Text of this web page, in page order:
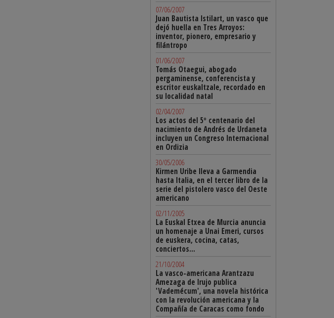
07/06/2007
Juan Bautista Istilart, un vasco que
dejó huella en Tres Arroyos:
inventor, pionero, empresario y
filántropo
01/06/2007
Tomás Otaegui, abogado
pergaminense, conferencista y
escritor euskaltzale, recordado en
su localidad natal
02/04/2007
Los actos del 5º centenario del
nacimiento de Andrés de Urdaneta
incluyen un Congreso Internacional
en Ordizia
30/05/2006
Kirmen Uribe lleva a Garmendia
hasta Italia, en el tercer libro de la
serie del pistolero vasco del Oeste
americano
02/11/2005
La Euskal Etxea de Murcia anuncia
un homenaje a Unai Emeri, cursos
de euskera, cocina, catas,
conciertos...
21/10/2004
La vasco-americana Arantzazu
Amezaga de Irujo publica
'Vademécum', una novela histórica
con la revolución americana y la
Compañía de Caracas como fondo